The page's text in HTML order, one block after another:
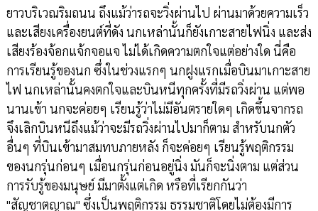
ยาวบริเวณริมถนน ถึงแม้ว่ารถจะวิ่งผ่านไป ผ่านมาด้วยความเร็ว
และเสียงเครื่องยนต์ที่ดัง นกเหล่านั้นก็ยังเกาะสายไฟนิ่ง และส่ง
เสียงร้องจ้อกแจ้กจอแจ ไม่ได้เกิดความตกใจแต่อย่างใด นี่คือ
การเรียนรู้ของนก ซึ่งในช่วงแรกๆ นกฝูงแรกเมื่อบินมาเกาะสาย
ไฟ นกเหล่านั้นคงตกใจและบินหนีทุกครั้งที่มีรถวิ่งผ่าน แต่พอ
นานเข้า นกจะค่อยๆ เรียนรู้ว่าไม่มีอันตรายใดๆ เกิดขึ้นจากรถ
จึงเลิกบินหนีถึงแม้ว่าจะมีรถวิ่งผ่านไปมาก็ตาม สำหรับนกตัว
อื่นๆ ที่บินเข้ามาสมทบภายหลัง ก็จะค่อยๆ เรียนรู้พฤติกรรม
ของนกรุ่นก่อนๆ เมื่อนกรุ่นก่อนอยู่นิ่ง มันก็จะนิ่งตาม แต่ส่วน
การรับรู้ของมนุษย์ มีมาตั้งแต่เกิด หรือที่เรียกกันว่า
"สัญชาตญาณ" ซึ่งเป็นพฤติกรรม ธรรมชาติโดยไม่ต้องมีการ